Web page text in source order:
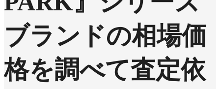
ブランドの相場価
格を調べて査定依